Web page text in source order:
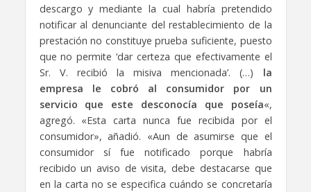
descargo y mediante la cual habría pretendido
notificar al denunciante del restablecimiento de la
prestación no constituye prueba suficiente, puesto
que no permite ‘dar certeza que efectivamente el
Sr. V. recibió la misiva mencionada’. (…) la
empresa le cobró al consumidor por un
servicio que este desconocía que poseía«,
agregó. «Esta carta nunca fue recibida por el
consumidor», añadió. «Aun de asumirse que el
consumidor sí fue notificado porque habría
recibido un aviso de visita, debe destacarse que
en la carta no se especifica cuándo se concretaría